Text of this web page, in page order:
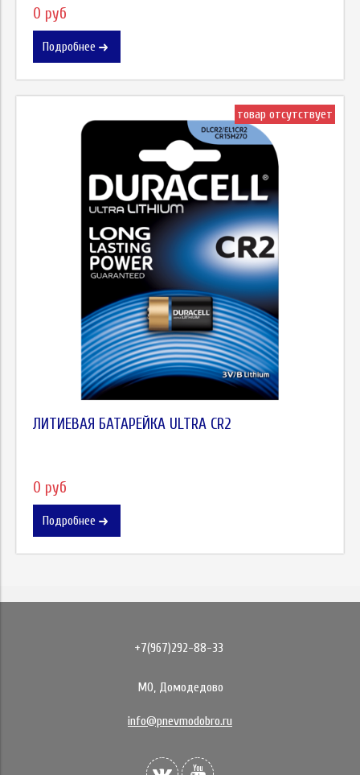
0 руб
Подробнее
товар отсутствует
ЛИТИЕВАЯ БАТАРЕЙКА ULTRA CR2
0 руб
Подробнее
+7(967)292-88-33
МО, Домодедово
info@pnevmodobro.ru